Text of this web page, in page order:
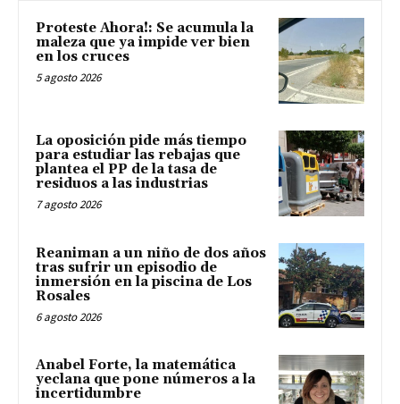
Proteste Ahora!: Se acumula la
maleza que ya impide ver bien
en los cruces
5 agosto 2026
La oposición pide más tiempo
para estudiar las rebajas que
plantea el PP de la tasa de
residuos a las industrias
7 agosto 2026
Reaniman a un niño de dos años
tras sufrir un episodio de
inmersión en la piscina de Los
Rosales
6 agosto 2026
Anabel Forte, la matemática
yeclana que pone números a la
incertidumbre